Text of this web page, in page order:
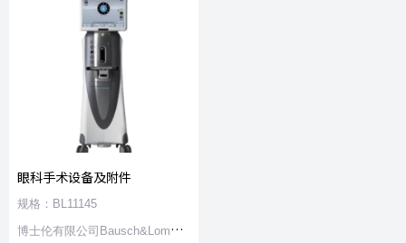
眼科手术设备及附件
规格：BL11145
博士伦有限公司Bausch&Lomb